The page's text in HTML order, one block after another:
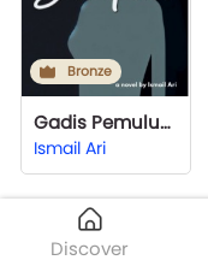
Discover
Bronze
Gadis Pemulung Sampah
Ismail Ari